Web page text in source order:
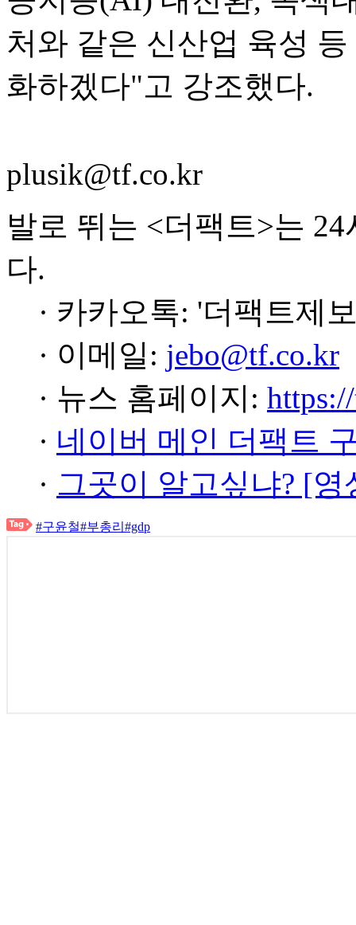
처와 같은 신산업 육성
화하겠다"고 강조했다.
plusik@tf.co.kr
발로 뛰는 <더팩트>는
다.
· 카카오톡: '더팩트제
· 이메일: jebo@tf.co.kr
· 뉴스 홈페이지:
· 네이버 메인 더팩트
· 그곳이 알고싶냐? [
#구윤철#부총리 #gdp